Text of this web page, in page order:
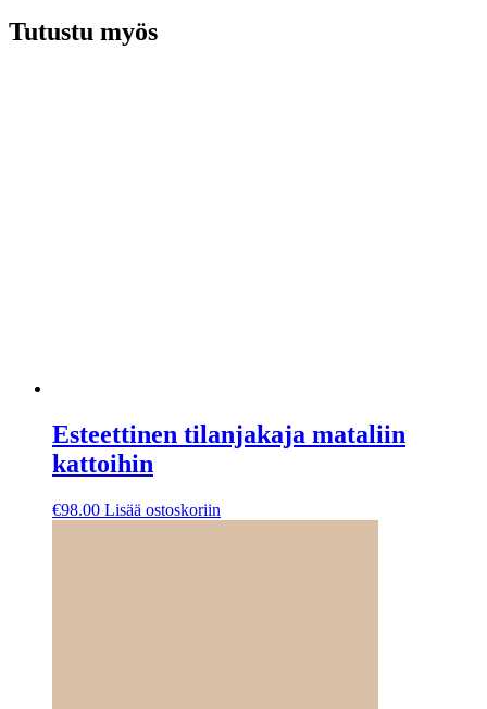
Tutustu myös
Esteettinen tilanjakaja mataliin
kattoihin
€98.00 Lisää ostoskoriin